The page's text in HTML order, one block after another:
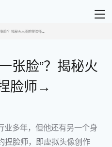
脸”？揭秘火出圈的捏脸师→
张脸”？揭秘火
脸师→
业多年，但他还有另一个身
捏脸师，即虚拟头像创作